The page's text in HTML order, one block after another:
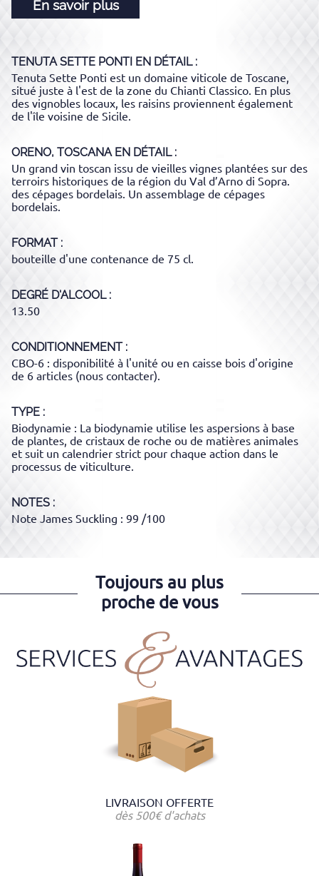
En savoir plus
TENUTA SETTE PONTI EN DÉTAIL :
Tenuta Sette Ponti est un domaine viticole de Toscane,
situé juste à l'est de la zone du Chianti Classico. En plus
des vignobles locaux, les raisins proviennent également
de l'île voisine de Sicile.
ORENO, TOSCANAEN DÉTAIL :
Un grand vin toscan issu de vieilles vignes plantées sur des
terroirs historiques de la région du Val d’Arno di Sopra.
des cépages bordelais. Un assemblage de cépages
bordelais.
FORMAT
bouteille d'une contenance de 75 cl.
DEGRÉ D'ALCOOL
13.50
CONDITIONNEMENT
CBO-6 : disponibilité à l'unité ou en caisse bois d'origine
de 6 articles (nous contacter).
TYPE
Biodynamie : La biodynamie utilise les aspersions à base
de plantes, de cristaux de roche ou de matières animales
et suit un calendrier strict pour chaque action dans le
processus de viticulture.
NOTES :
Note James Suckling : 99 /100
Toujours au plus
proche de vous
LIVRAISON OFFERTE
dès 500€ d'achats